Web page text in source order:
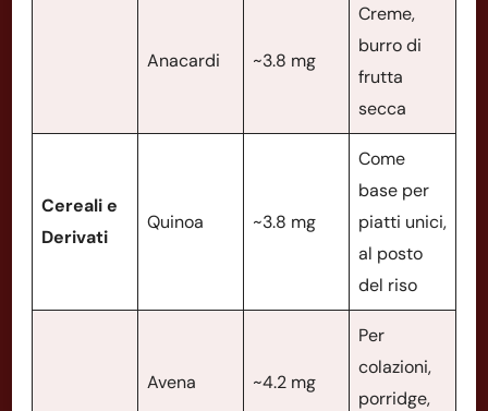
Anacardi ~3.8 mg
Creme,
burro di
frutta
secca
Cereali e
Derivati
Quinoa ~3.8 mg
Come
base per
piatti unici,
al posto
del riso
Avena ~4.2 mg
Per
colazioni,
porridge,